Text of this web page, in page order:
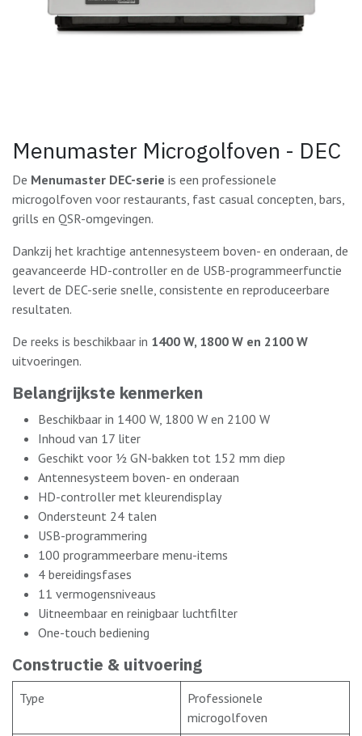
Menumaster Microgolfoven - DEC
De Menumaster DEC-serie is een professionele
microgolfoven voor restaurants, fast casual concepten, bars,
grills en QSR-omgevingen.
Dankzij het krachtige antennesysteem boven- en onderaan, de
geavanceerde HD-controller en de USB-programmeerfunctie
levert de DEC-serie snelle, consistente en reproduceerbare
resultaten.
De reeks is beschikbaar in 1400 W, 1800 W en 2100 W
uitvoeringen.
Belangrijkste kenmerken
Beschikbaar in 1400 W, 1800 W en 2100 W
Inhoud van 17 liter
Geschikt voor ½ GN-bakken tot 152 mm diep
Antennesysteem boven- en onderaan
HD-controller met kleurendisplay
Ondersteunt 24 talen
USB-programmering
100 programmeerbare menu-items
4 bereidingsfases
11 vermogensniveaus
Uitneembaar en reinigbaar luchtfilter
One-touch bediening
Constructie & uitvoering
Type
Professionele
microgolfoven